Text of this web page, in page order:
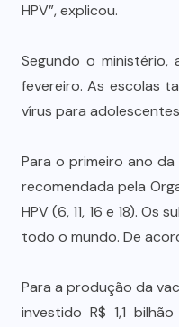
HPV”, explicou.
Segundo o
fevereiro. As escolas
vírus para
Para o primeiro ano
recomendada pela
HPV (6, 11, 16 e 18).
todo o mundo. De
Para a produção da
investido R$ 1,1